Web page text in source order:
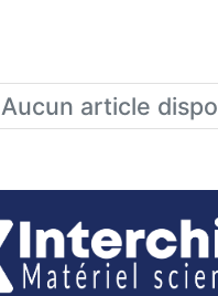
Aucun article